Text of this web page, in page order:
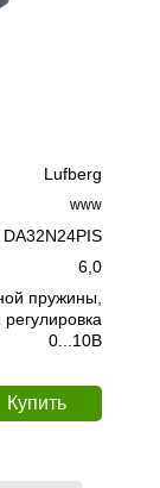
Lufberg
www
DA32N24PIS
6,0
пружины,
0...10В